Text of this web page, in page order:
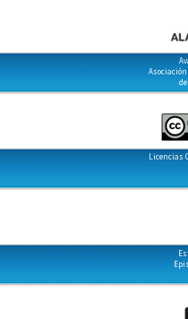
Licencias